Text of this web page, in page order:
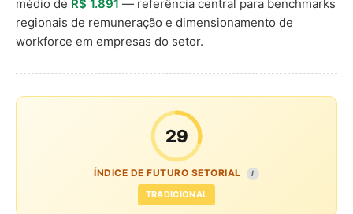
médio de R$ 1.891 — referência central para benchmarks
regionais de remuneração e dimensionamento de
workforce em empresas do setor.
29
ÍNDICE DE FUTURO SETORIAL I
TRADICIONAL